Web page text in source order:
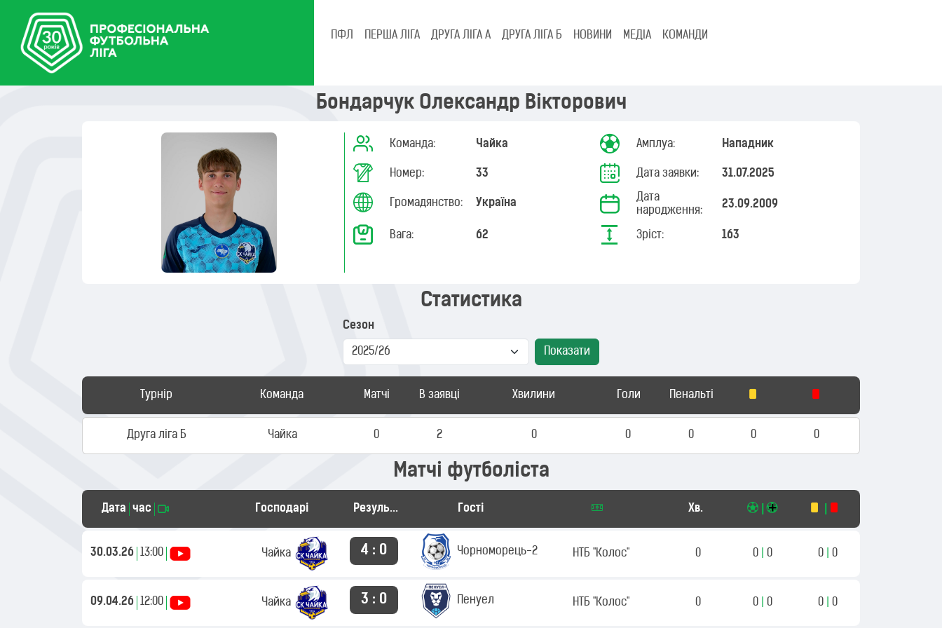
ПФЛ ПЕРША ЛІГА ДРУГА ЛІГА А ДРУГА ЛІГА Б НОВИНИ МЕДІА КОМАНДИ
Бондарчук Олександр Вікторович
Команда: Чайка Амплуа: Нападник
Номер: 33 Дата заявки: 31.07.2025
Громадянство: Україна
Дата
народження:
23.09.2009
Вага: 62 Зріст: 163
Статистика
Сезон
Показати
Турнір Команда Матчі В заявці Хвилини Голи Пенальті
Друга ліга Б Чайка 0 2 0 0 0 0 0
Матчі футболіста
Дата час Господарі Результат Гості Хв.
30.03.26 13:00 Чайка 4 : 0 Чорноморець-2 НТБ "Колос" 0 0 0 0 0
09.04.26 12:00 Чайка 3 : 0 Пенуел НТБ "Колос" 0 0 0 0 0